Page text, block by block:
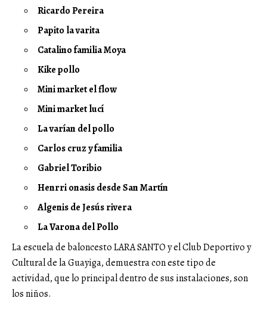
Ricardo Pereira
Papito la varita
Catalino familia Moya
Kike pollo
Mini market el flow
Mini market lucí
La varían del pollo
Carlos cruz y familia
Gabriel Toribio
Henrri onasis desde San Martín
Algenis de Jesús rivera
La Varona del Pollo
La escuela de baloncesto LARA SANTO y el Club Deportivo y
Cultural de la Guayiga, demuestra con este tipo de
actividad, que lo principal dentro de sus instalaciones, son
los niños.